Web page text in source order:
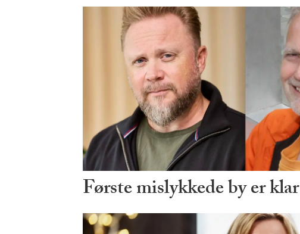
Første mislykkede by er klar